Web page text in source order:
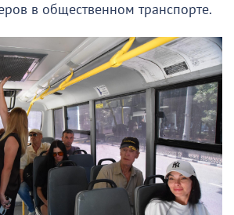
в общественном транспорте.